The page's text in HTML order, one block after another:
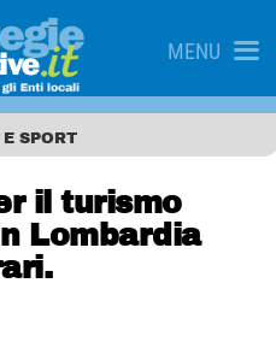
MENU
SPORT
il turismo
Lombardia